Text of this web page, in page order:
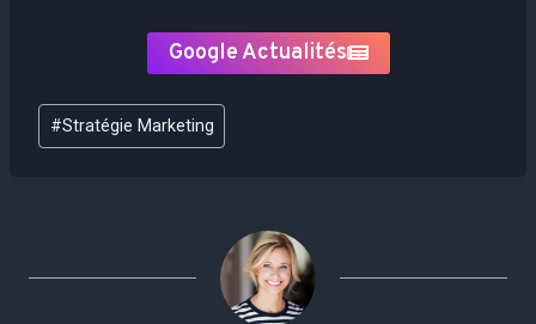
Google Actualités
Étiquettes
de
#Stratégie Marketing